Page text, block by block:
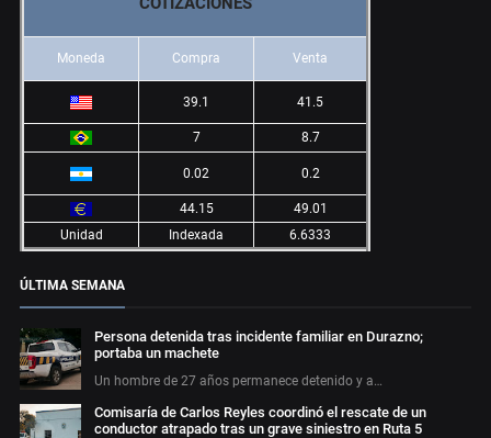
Moneda Compra Venta
39.1 41.5
7 8.7
0.02 0.2
44.15
49.01
Unidad
Indexada 6.6333
ÚLTIMA SEMANA
Persona detenida tras incidente familiar en Durazno;
portaba un machete
Un hombre de 27 años permanece detenido y a…
Comisaría de Carlos Reyles coordinó el rescate de un
conductor atrapado tras un grave siniestro en Ruta 5